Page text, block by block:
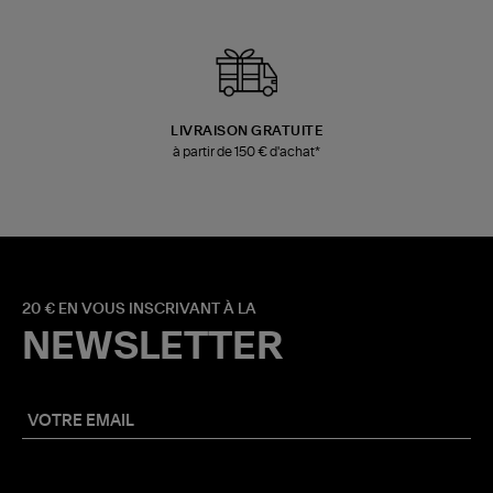
LIVRAISON GRATUITE
à partir de 150 € d'achat*
20 € EN VOUS INSCRIVANT À LA
NEWSLETTER